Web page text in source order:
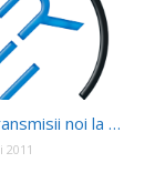
Biserici si transmisii noi la Intercer Tv – Mai 2011
2011